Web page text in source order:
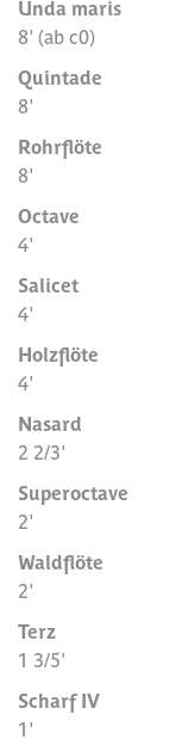
Unda maris
8' (ab c0)
Quintade
8'
Rohrflöte
8'
Octave
4'
Salicet
4'
Holzflöte
4'
Nasard
2 2/3'
Superoctave
2'
Waldflöte
2'
Terz
1 3/5'
Scharf IV
1'